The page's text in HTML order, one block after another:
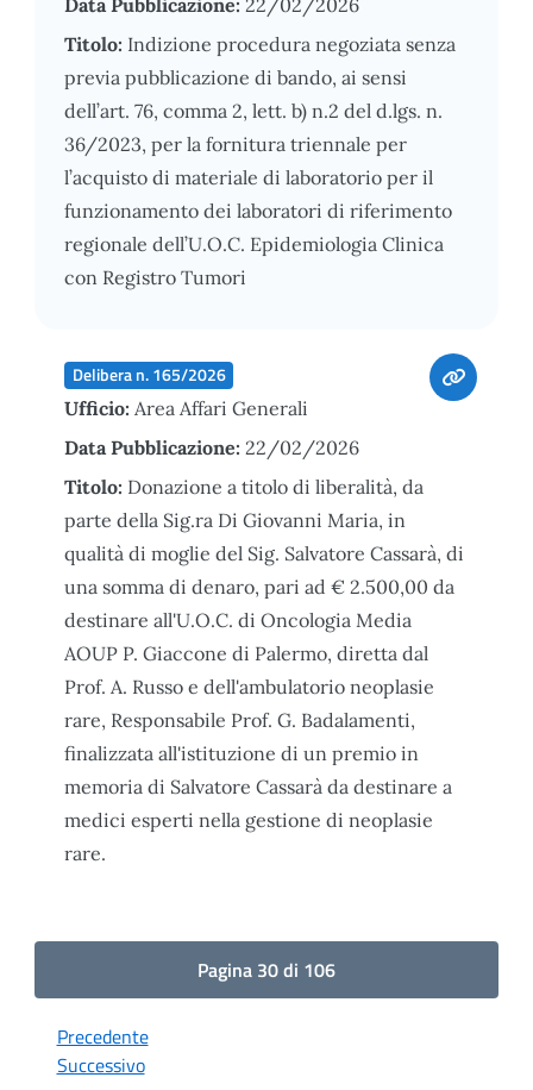
Titolo: Indizione procedura negoziata senza
previa pubblicazione di bando, ai sensi
dell’art. 76, comma 2, lett. b) n.2 del d.lgs. n.
36/2023, per la fornitura triennale per
l’acquisto di materiale di laboratorio per il
funzionamento dei laboratori di riferimento
regionale dell’U.O.C. Epidemiologia Clinica
con Registro Tumori
Delibera n. 165/2026
Ufficio: Area Affari Generali
Data Pubblicazione: 22/02/2026
Titolo: Donazione a titolo di liberalità, da
parte della Sig.ra Di Giovanni Maria, in
qualità di moglie del Sig. Salvatore Cassarà, di
una somma di denaro, pari ad € 2.500,00 da
destinare all'U.O.C. di Oncologia Media
AOUP P. Giaccone di Palermo, diretta dal
Prof. A. Russo e dell'ambulatorio neoplasie
rare, Responsabile Prof. G. Badalamenti,
finalizzata all'istituzione di un premio in
memoria di Salvatore Cassarà da destinare a
medici esperti nella gestione di neoplasie
rare.
Pagina 30 di 106
Precedente
Successivo